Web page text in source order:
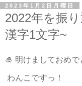
2023年1月2日月曜日
2022年を振
漢字1文字~
🎍 明けましておめ
わんこですっ！